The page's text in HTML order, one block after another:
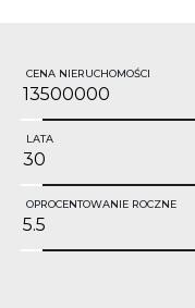
CENA NIERUCHOMOŚCI
LATA
OPROCENTOWANIE ROCZNE